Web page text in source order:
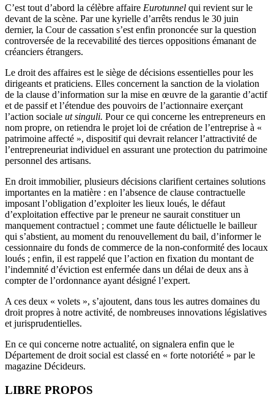
C’est tout d’abord la célèbre affaire Eurotunnel qui revient sur le
devant de la scène. Par une kyrielle d’arrêts rendus le 30 juin
dernier, la Cour de cassation s’est enfin prononcée sur la question
controversée de la recevabilité des tierces oppositions émanant de
créanciers étrangers.
Le droit des affaires est le siège de décisions essentielles pour les
dirigeants et praticiens. Elles concernent la sanction de la violation
de la clause d’information sur la mise en œuvre de la garantie d’actif
et de passif et l’étendue des pouvoirs de l’actionnaire exerçant
l’action sociale ut singuli. Pour ce qui concerne les entrepreneurs en
nom propre, on retiendra le projet loi de création de l’entreprise à «
patrimoine affecté », dispositif qui devrait relancer l’attractivité de
l’entrepreneuriat individuel en assurant une protection du patrimoine
personnel des artisans.
En droit immobilier, plusieurs décisions clarifient certaines solutions
importantes en la matière : en l’absence de clause contractuelle
imposant l’obligation d’exploiter les lieux loués, le défaut
d’exploitation effective par le preneur ne saurait constituer un
manquement contractuel ; commet une faute délictuelle le bailleur
qui s’abstient, au moment du renouvellement du bail, d’informer le
cessionnaire du fonds de commerce de la non-conformité des locaux
loués ; enfin, il est rappelé que l’action en fixation du montant de
l’indemnité d’éviction est enfermée dans un délai de deux ans à
compter de l’ordonnance ayant désigné l’expert.
A ces deux « volets », s’ajoutent, dans tous les autres domaines du
droit propres à notre activité, de nombreuses innovations législatives
et jurisprudentielles.
En ce qui concerne notre actualité, on signalera enfin que le
Département de droit social est classé en « forte notoriété » par le
magazine Décideurs.
LIBRE PROPOS